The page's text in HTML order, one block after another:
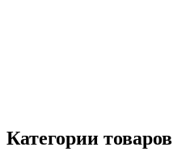
Категории товаров